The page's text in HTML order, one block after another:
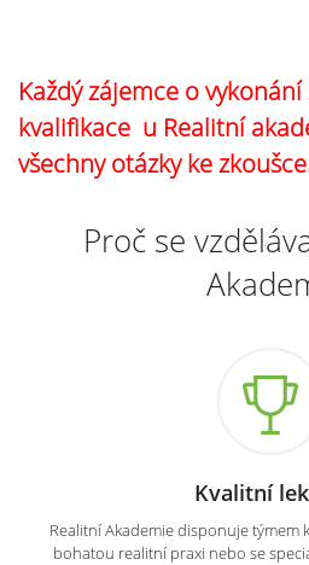
Každý zájemce o
kvalifikace u Realitní
všechny otázky ke
Proč se
Kvalitní
Realitní Akademie disponuje týmem
bohatou realitní praxi nebo se